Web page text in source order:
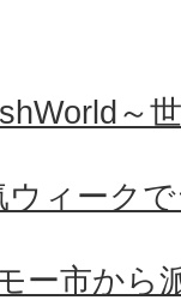
～
ウィーク
ー市から